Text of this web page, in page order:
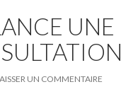
UNE
UN COMMENTAIRE